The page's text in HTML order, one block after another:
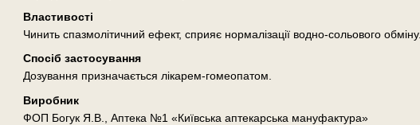
Властивості
Чинить спазмолітичний ефект, сприяє нормалізації водно-сольового обміну.
Спосіб застосування
Дозування призначається лікарем-гомеопатом.
Виробник
ФОП Богук Я.В., Аптека №1 «Київська аптекарська мануфактура»